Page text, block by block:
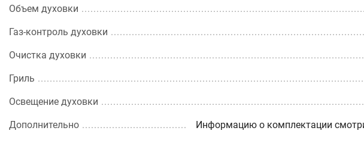
Объем духовки
Газ-контроль духовки
Очистка духовки
Гриль
Освещение духовки
Дополнительно
Информацию о комплектации